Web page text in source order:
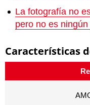
La fotografía no
pero no es
Características